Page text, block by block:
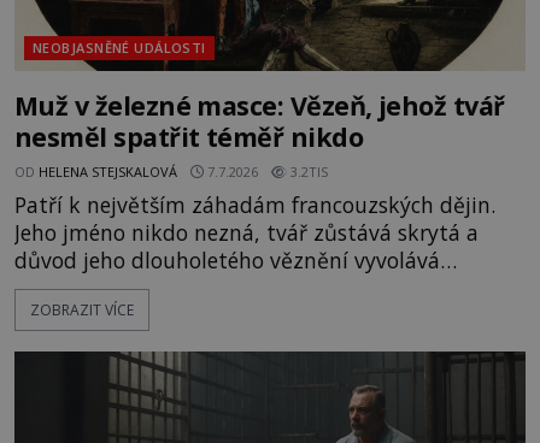
NEOBJASNĚNÉ UDÁLOSTI
Muž v železné masce: Vězeň, jehož tvář
nesměl spatřit téměř nikdo
OD HELENA STEJSKALOVÁ 7.7.2026 3.2TIS
Patří k největším záhadám francouzských dějin.
Jeho jméno nikdo nezná, tvář zůstává skrytá a
důvod jeho dlouholetého věznění vyvolává
spekulace už více než tři století. Muž, kterému
legenda přisoudí železnou masku, se stává
zcela odhaleno. Píše se 19. července 1669, když
francouzský ministr války François-Michel Le
Tellier, markýz de Louvois, posílá ve
ZOBRAZIT VÍCE